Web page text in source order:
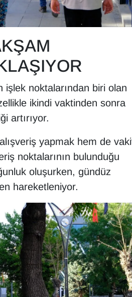
işlek noktalarından biri olan
ikindi vaktinden sonra
artırıyor.
yapmak hem de
noktalarının bulunduğu
oluşurken, gündüz
hareketleniyor.